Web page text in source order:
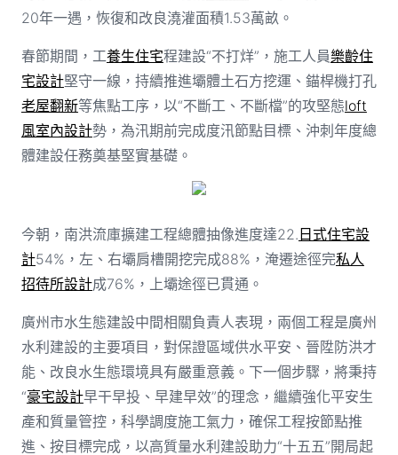
20年一遇，恢復和改良澆灌面積1.53萬畝。
春節期間，工養生住宅程建設“不打烊”，施工人員樂齡住
宅設計堅守一線，持續推進壩體土石方挖運、錨桿機打孔
老屋翻新等焦點工序，以“不斷工、不斷檔”的攻堅態loft
風室內設計勢，為汛期前完成度汛節點目標、沖刺年度總
體建設任務奠基堅實基礎。
今朝，南洪流庫擴建工程總體抽像進度達22. 日式住宅設
計54%，左、右壩肩槽開挖完成88%，淹遷途徑完私人
招待所設計成76%，上壩途徑已貫通。
廣州市水生態建設中間相關負責人表現，兩個工程是廣州
水利建設的主要項目，對保證區域供水平安、晉陞防洪才
能、改良水生態環境具有嚴重意義。下一個步驟，將秉持
“豪宅設計早干早投、早建早效”的理念，繼續強化平安生
產和質量管控，科學調度施工氣力，確保工程按節點推
進、按目標完成，以高質量水利建設助力“十五五”開局起